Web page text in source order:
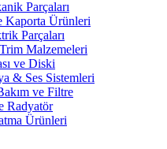
Parçaları
Kaporta Ürünleri
Parçaları
Malzemeleri
ve Diski
& Ses Sistemleri
ve Filtre
Radyatör
Ürünleri